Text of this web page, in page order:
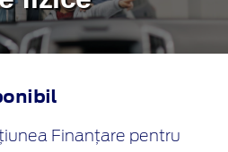
Finanțare pentru